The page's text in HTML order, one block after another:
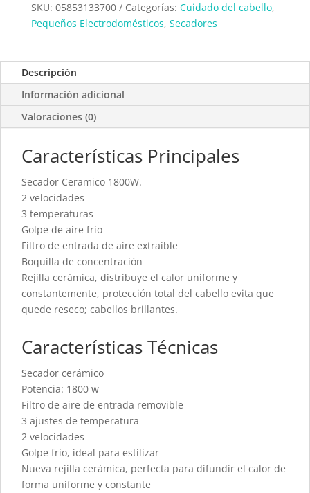
SKU: 05853133700 Categorías: Cuidado del cabello,
Pequeños Electrodomésticos, Secadores
Descripción
Información adicional
Valoraciones (0)
Características Principales
Secador Ceramico 1800W.
2 velocidades
3 temperaturas
Golpe de aire frío
Filtro de entrada de aire extraíble
Boquilla de concentración
Rejilla cerámica, distribuye el calor uniforme y
constantemente, protección total del cabello evita que
quede reseco; cabellos brillantes.
Características Técnicas
Secador cerámico
Potencia: 1800 w
Filtro de aire de entrada removible
3 ajustes de temperatura
2 velocidades
Golpe frío, ideal para estilizar
Nueva rejilla cerámica, perfecta para difundir el calor de
forma uniforme y constante